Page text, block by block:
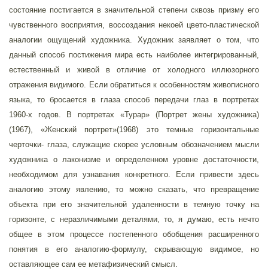
состояние постигается в значительной степени сквозь призму его
чувственного восприятия, воссоздания некоей цвето-пластической
аналогии ощущений художника. Художник заявляет о том, что
данный способ постижения мира есть наиболее интегрированный,
естественный и живой в отличие от холодного иллюзорного
отражения видимого. Если обратиться к особенностям живописного
языка, то бросается в глаза способ передачи глаз в портретах
1960-х годов. В портретах «Турар» (Портрет жены художника)
(1967), «Женский портрет»(1968) это темные горизонтальные
черточки- глаза, служащие скорее условным обозначением мысли
художника о лаконизме и определенном уровне достаточности,
необходимом для узнавания конкретного. Если привести здесь
аналогию этому явлению, то можно сказать, что превращение
объекта при его значительной удаленности в темную точку на
горизонте, с неразличимыми деталями, то, я думаю, есть нечто
общее в этом процессе постепенного обобщения расширенного
понятия в его аналогию-формулу, скрывающую видимое, но
оставляющее сам ее метафизический смысл.